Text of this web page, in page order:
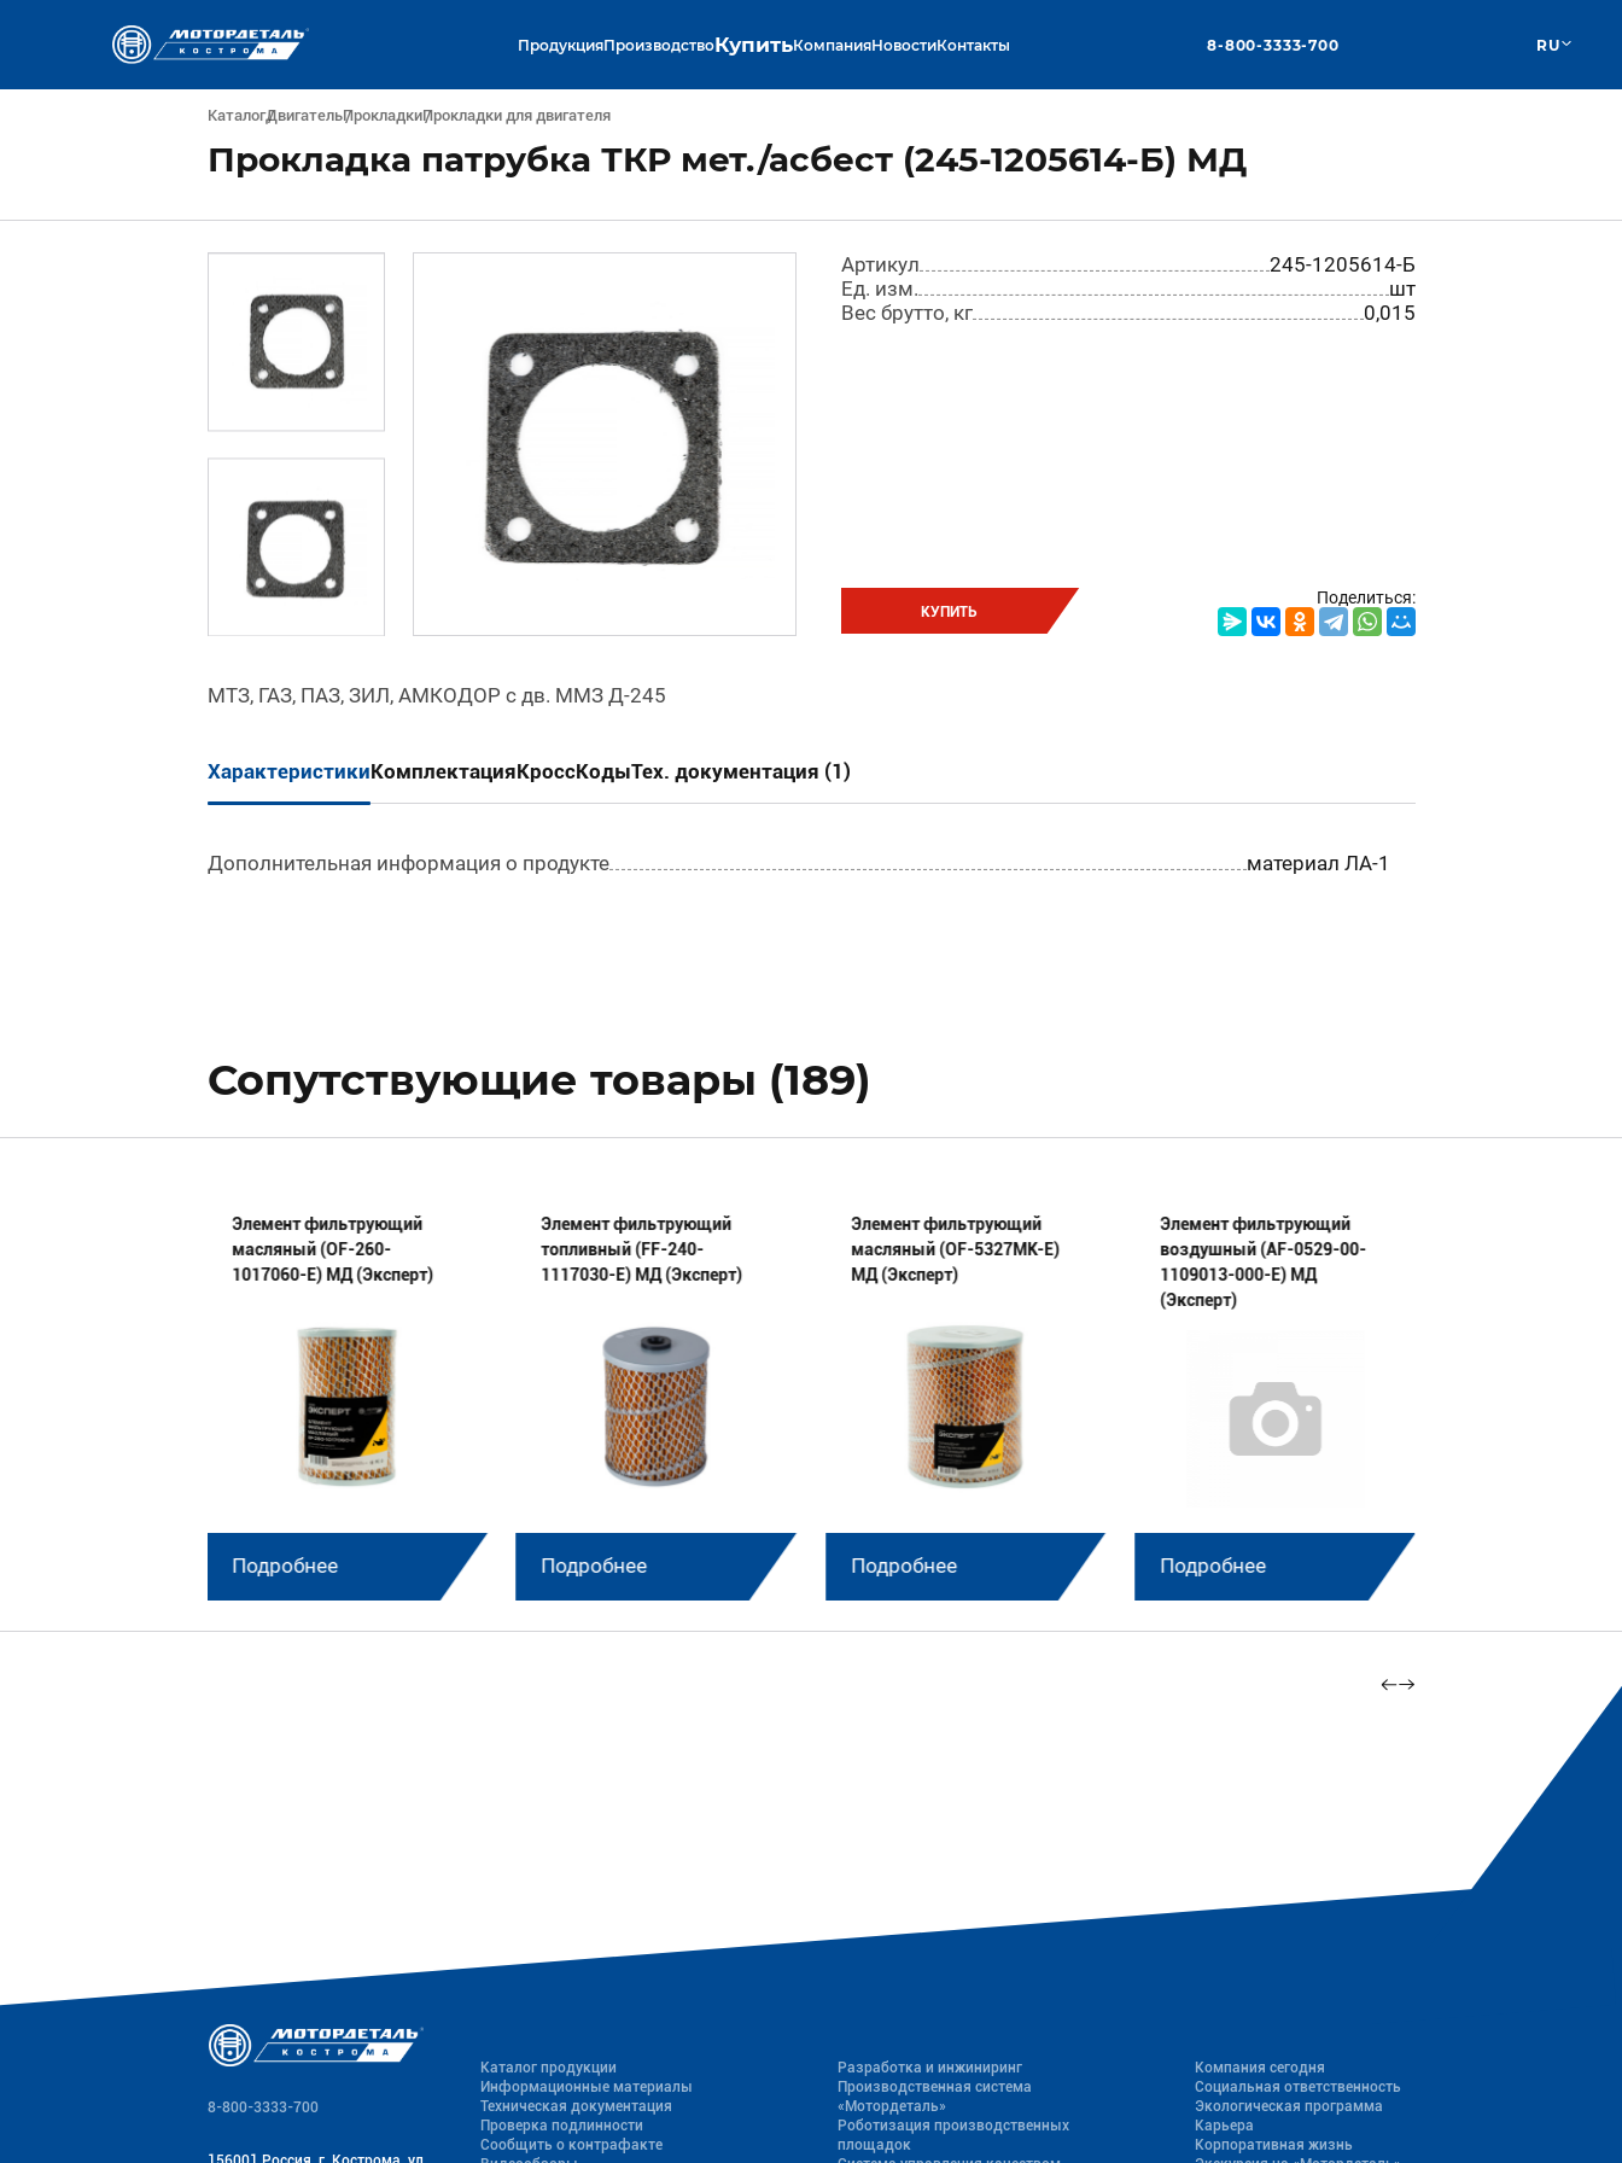
ПродукцияПроизводствоКупитьКомпанияНовостиКонтакты 8-800-3333-700 RU
КаталогДвигательПрокладкиПрокладки для двигателя
Прокладка патрубка ТКР мет./асбест (245-1205614-Б) МД
Артикул
245-1205614-Б
Ед. изм.
шт
Вес брутто, кг
0,015
КУПИТЬ
Поделиться:
МТЗ, ГАЗ, ПАЗ, ЗИЛ, АМКОДОР с дв. ММЗ Д-245
ХарактеристикиКомплектацияКроссКодыТех. документация (1)
Дополнительная информация о продукте материал ЛА-1
Сопутствующие товары (189)
Элемент фильтрующий
масляный (OF-260-
1017060-E) МД (Эксперт)
Подробнее
Элемент фильтрующий
топливный (FF-240-
1117030-E) МД (Эксперт)
Подробнее
Элемент фильтрующий
масляный (OF-5327МК-E)
МД (Эксперт)
Подробнее
Элемент фильтрующий
воздушный (AF-0529-00-
1109013-000-E) МД
(Эксперт)
Подробнее
8-800-3333-700
Каталог продукции
Информационные материалы
Техническая документация
Проверка подлинности
Сообщить о контрафакте
Разработка и инжиниринг
Производственная система
«Mотордеталь»
Роботизация производственных
площадок
Компания сегодня
Социальная ответственность
Экологическая программа
Карьера
Корпоративная жизнь